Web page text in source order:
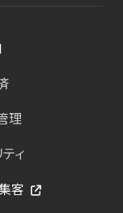
理
ィ
客